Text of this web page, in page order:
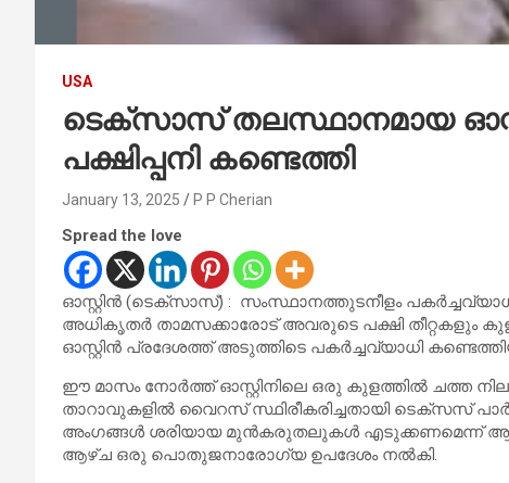
USA
ടെക്സാസ് തലസ്ഥാനമായ
പക്ഷിപ്പനി കണ്ടെത്തി
January 13, 2025 P P Cherian
Spread the love
ഓസ്റ്റിൻ (ടെക്സാസ്) : സംസ്ഥാനത്തുടനീളം
അധികൃതർ താമസക്കാരോട് അവരുടെ പക്ഷി തീറ്റകളും
ഓസ്റ്റിൻ പ്രദേശത്ത് അടുത്തിടെ പകർച്ചവ്യാധി
ഈ മാസം നോർത്ത് ഓസ്റ്റിനിലെ ഒരു കുളത്തിൽ ചത്ത
താറാവുകളിൽ വൈറസ് സ്ഥിരീകരിച്ചതായി ടെക്സസ്
അംഗങ്ങൾ ശരിയായ മുൻകരുതലുകൾ എടുക്കണമെന്ന്
ആഴ്ച ഒരു പൊതുജനാരോഗ്യ ഉപദേശം നൽകി.